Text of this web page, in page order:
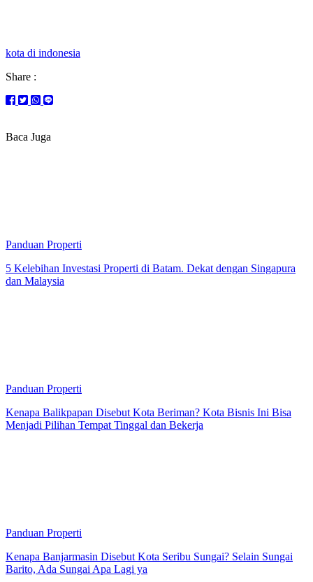
kota di indonesia
Share :
Baca Juga
Panduan Properti
5 Kelebihan Investasi Properti di Batam. Dekat dengan Singapura
dan Malaysia
Panduan Properti
Kenapa Balikpapan Disebut Kota Beriman? Kota Bisnis Ini Bisa
Menjadi Pilihan Tempat Tinggal dan Bekerja
Panduan Properti
Kenapa Banjarmasin Disebut Kota Seribu Sungai? Selain Sungai
Barito, Ada Sungai Apa Lagi ya